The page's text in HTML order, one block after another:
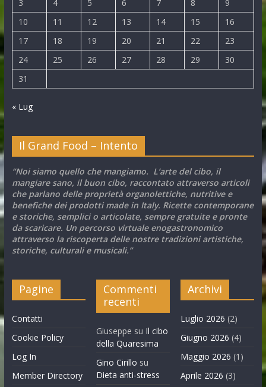
3 4 5 6 7 8
9
10
11 12 13 14 15
16
17
18 19 20 21 22
23
24
25 26 27 28 29
30
31
« Lug
Il Grand Food – Intento
“Noi siamo quello che mangiamo. L’arte del cibo, il
mangiare sano, il buon cibo, raccontato attraverso articoli
che parlano delle proprietà organolettiche, nutritive e
benefiche dei prodotti made in Italy. Ricette contemporane
e storiche, semplici o articolate, sempre gratuite e pronte
da scaricare. Un percorso virtuale enogastronomico
attraverso la riscoperta delle nostre tradizioni artistiche,
storiche, culturali e musicali.”
Pagine
Contatti
Cookie Policy
Log In
Member Directory
Commenti
recenti
Giuseppe su Il cibo
della Quaresima
Gino Cirillo su
Dieta anti-stress
Archivi
Luglio 2026 (2)
Giugno 2026 (4)
Maggio 2026 (1)
Aprile 2026 (3)